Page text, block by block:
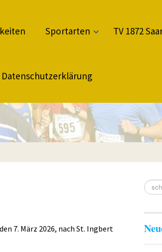
Sportarten TV 1872
Datenschutzerklärung
7. März 2026, nach St. Ingbert